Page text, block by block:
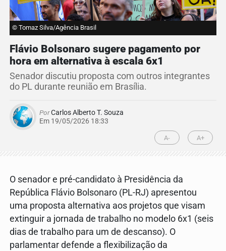
© Tomaz Silva/Agência Brasil
Flávio Bolsonaro sugere pagamento por
hora em alternativa à escala 6x1
Senador discutiu proposta com outros integrantes
do PL durante reunião em Brasília.
PorCarlos Alberto T. Souza
Em 19/05/2026 18:33
A- A+
O senador e pré-candidato à Presidência da
República Flávio Bolsonaro (PL-RJ) apresentou
uma proposta alternativa aos projetos que visam
extinguir a jornada de trabalho no modelo 6x1 (seis
dias de trabalho para um de descanso). O
parlamentar defende a flexibilização da